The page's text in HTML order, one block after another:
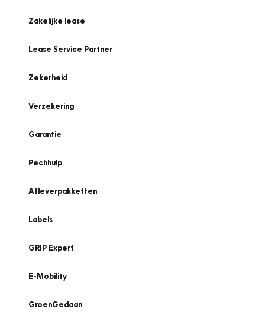
Zakelijke lease
Lease Service Partner
Zekerheid
Verzekering
Garantie
Pechhulp
Afleverpakketten
Labels
GRIP Expert
E-Mobility
GroenGedaan